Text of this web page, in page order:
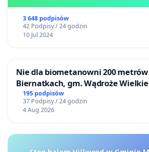
3 648 podpisów
42 Podpisy / 24 godzin
10 Jul 2024
Nie dla biometanowni 200
Biernatkach, gm. Wądroże Wielkie
195 podpisów
37 Podpisy / 24 godzin
4 Aug 2026